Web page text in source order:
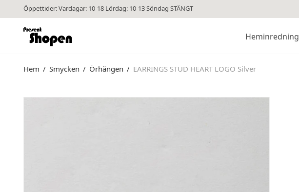
Öppettider: Vardagar: 10-18 Lördag: 10-13 Söndag STÄNGT
Heminredning
Hem / Smycken / Örhängen / EARRINGS STUD HEART LOGO Silver